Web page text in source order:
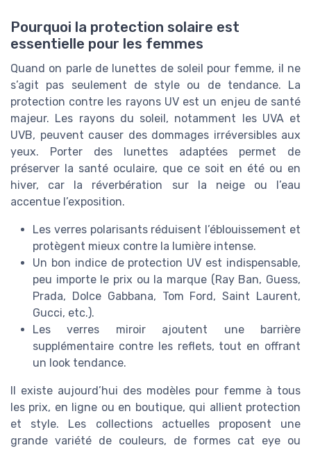
Pourquoi la protection solaire est
essentielle pour les femmes
Quand on parle de lunettes de soleil pour femme, il ne
s’agit pas seulement de style ou de tendance. La
protection contre les rayons UV est un enjeu de santé
majeur. Les rayons du soleil, notamment les UVA et
UVB, peuvent causer des dommages irréversibles aux
yeux. Porter des lunettes adaptées permet de
préserver la santé oculaire, que ce soit en été ou en
hiver, car la réverbération sur la neige ou l’eau
accentue l’exposition.
Les verres polarisants réduisent l’éblouissement et
protègent mieux contre la lumière intense.
Un bon indice de protection UV est indispensable,
peu importe le prix ou la marque (Ray Ban, Guess,
Prada, Dolce Gabbana, Tom Ford, Saint Laurent,
Gucci, etc.).
Les verres miroir ajoutent une barrière
supplémentaire contre les reflets, tout en offrant
un look tendance.
Il existe aujourd’hui des modèles pour femme à tous
les prix, en ligne ou en boutique, qui allient protection
et style. Les collections actuelles proposent une
grande variété de couleurs, de formes cat eye ou